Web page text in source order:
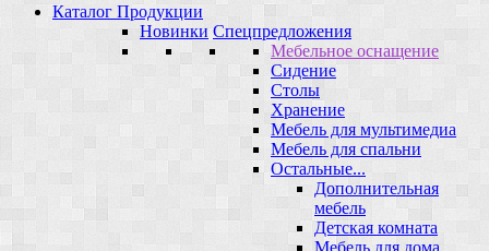
Каталог Продукции
Новинки Спецпредложения
Мебельное оснащение
Сидение
Столы
Хранение
Мебель для мультимедиа
Мебель для спальни
Остальные...
Дополнительная
мебель
Детская комната
Мебель для дома